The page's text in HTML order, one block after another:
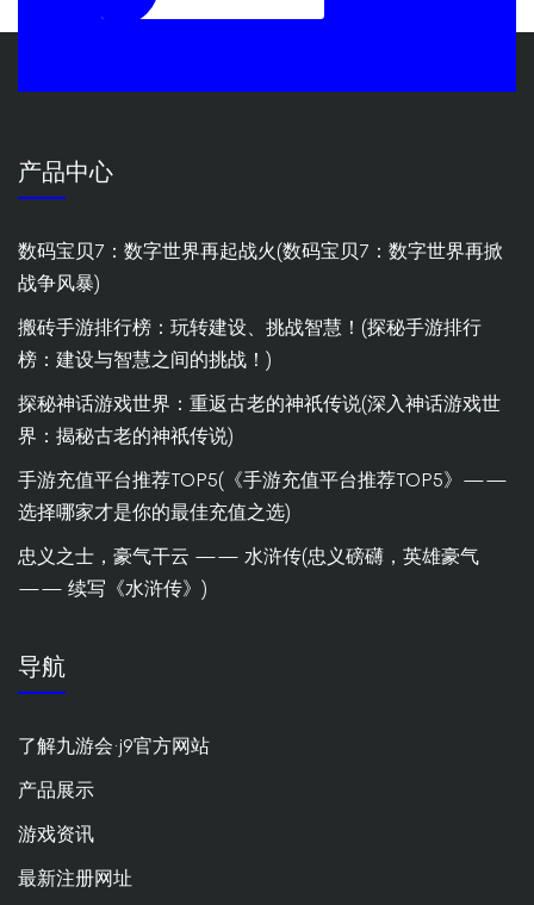
产品中心
数码宝贝7：数字世界再起战火(数码宝贝7：数字世界再掀
战争风暴)
搬砖手游排行榜：玩转建设、挑战智慧！(探秘手游排行
榜：建设与智慧之间的挑战！)
探秘神话游戏世界：重返古老的神祇传说(深入神话游戏世
界：揭秘古老的神祇传说)
手游充值平台推荐TOP5(《手游充值平台推荐TOP5》——
选择哪家才是你的最佳充值之选)
忠义之士，豪气干云 —— 水浒传(忠义磅礴，英雄豪气
—— 续写《水浒传》)
导航
了解九游会·j9官方网站
产品展示
游戏资讯
最新注册网址